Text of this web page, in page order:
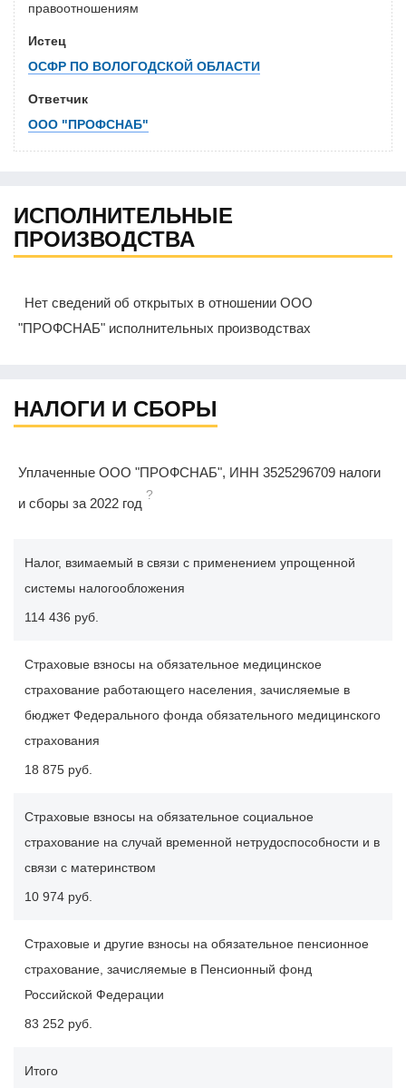
правоотношениям
Истец
ОСФР ПО ВОЛОГОДСКОЙ ОБЛАСТИ
Ответчик
ООО "ПРОФСНАБ"
ИСПОЛНИТЕЛЬНЫЕ
ПРОИЗВОДСТВА
Нет сведений об открытых в отношении ООО
"ПРОФСНАБ" исполнительных производствах
НАЛОГИ И СБОРЫ
Уплаченные ООО "ПРОФСНАБ", ИНН 3525296709 налоги
и сборы за 2022 год
?
Налог, взимаемый в связи с применением упрощенной
системы налогообложения
114 436 руб.
Страховые взносы на обязательное медицинское
страхование работающего населения, зачисляемые в
бюджет Федерального фонда обязательного медицинского
страхования
18 875 руб.
Страховые взносы на обязательное социальное
страхование на случай временной нетрудоспособности и в
связи с материнством
10 974 руб.
Страховые и другие взносы на обязательное пенсионное
страхование, зачисляемые в Пенсионный фонд
Российской Федерации
83 252 руб.
Итого